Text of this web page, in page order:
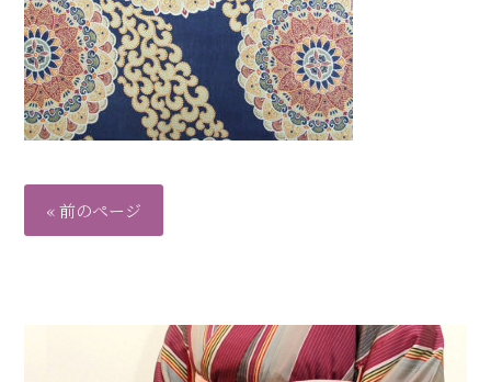
« 前のページ